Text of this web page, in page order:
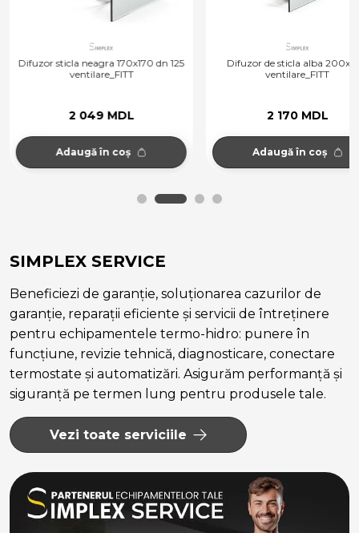
Difuzor sticla neagra 170x170 dn 125
ventilare_FITT
2 049 MDL
Adaugă în coș
Difuzor de sticla alba
ventilare_FITT
2 170 MDL
Adaugă în coș
SIMPLEX SERVICE
Beneficiezi de garanție, soluționarea cazurilor de
garanție, reparații eficiente și servicii de întreținere
pentru echipamentele termo-hidro: punere în
funcțiune, revizie tehnică, diagnosticare, conectare
termostate și automatizări. Asigurăm performanță și
siguranță pe termen lung pentru produsele tale.
Vezi toate serviciile